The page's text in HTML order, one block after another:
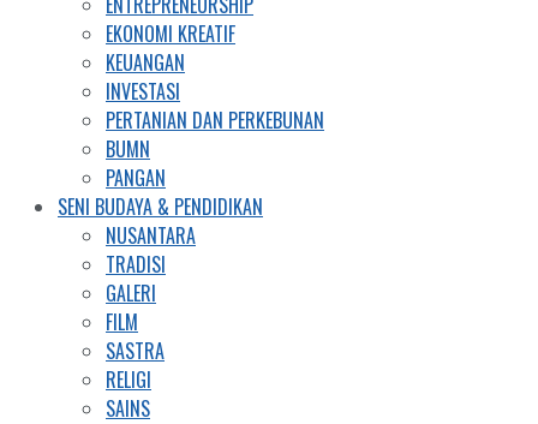
EKONOMI KREATIF
KEUANGAN
INVESTASI
PERTANIAN DAN PERKEBUNAN
BUMN
PANGAN
SENI BUDAYA & PENDIDIKAN
NUSANTARA
TRADISI
GALERI
FILM
SASTRA
RELIGI
SAINS